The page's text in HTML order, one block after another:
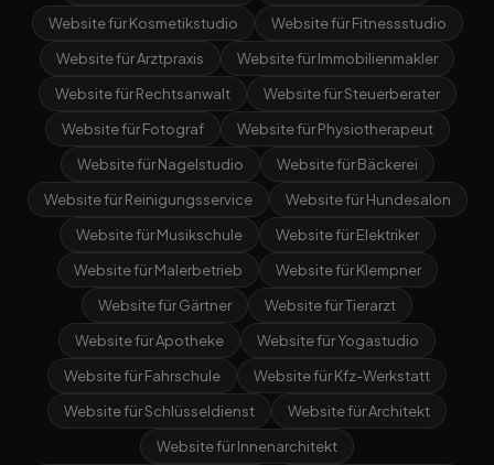
Website für Kosmetikstudio
Website für Fitnessstudio
Website für Arztpraxis
Website für Immobilienmakler
Website für Rechtsanwalt
Website für Steuerberater
Website für Fotograf
Website für Physiotherapeut
Website für Nagelstudio
Website für Bäckerei
Website für Reinigungsservice
Website für Hundesalon
Website für Musikschule
Website für Elektriker
Website für Malerbetrieb
Website für Klempner
Website für Gärtner
Website für Tierarzt
Website für Apotheke
Website für Yogastudio
Website für Fahrschule
Website für Kfz-Werkstatt
Website für Schlüsseldienst
Website für Architekt
Website für Innenarchitekt